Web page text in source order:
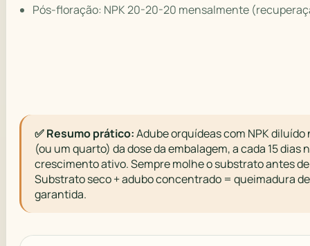
Pós-floração: NPK 20-20-20 mensalmente
✅ Resumo prático:Adube orquídeas com NPK diluído
(ou um quarto) da dose da embalagem, a cada 15 dias
crescimento ativo. Sempre molhe o substrato antes
Substrato seco + adubo concentrado = queimadura
garantida.